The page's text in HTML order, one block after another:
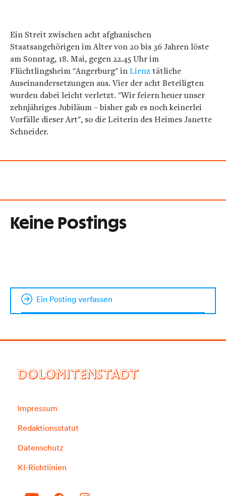
Ein Streit zwischen acht afghanischen
Staatsangehörigen im Alter von 20 bis 36 Jahren löste
am Sonntag, 18. Mai, gegen 22.45 Uhr im
Flüchtlingsheim "Angerburg" inLienztätliche
Auseinandersetzungen aus. Vier der acht Beteiligten
wurden dabei leicht verletzt. "Wir feiern heuer unser
zehnjähriges Jubiläum – bisher gab es noch keinerlei
Vorfälle dieser Art", so die Leiterin des Heimes Janette
Schneider.
Keine Postings
Ein Posting verfassen
DOLOMITENSTADT
Impressum
Redaktionsstatut
Datenschutz
KI-Richtlinien